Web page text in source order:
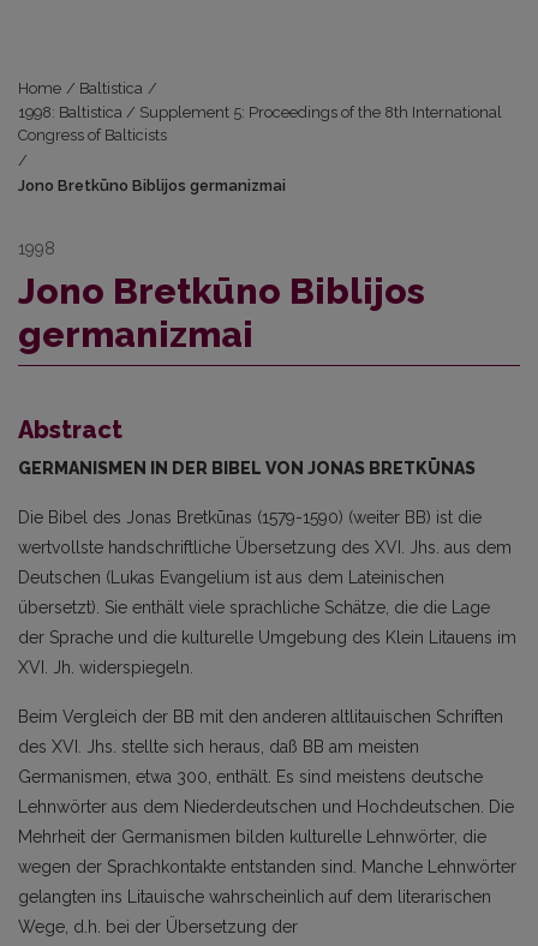
Home / Baltistica /
1998: Baltistica / Supplement 5: Proceedings of the 8th International
Congress of Balticists
/
Jono Bretkūno Biblijos germanizmai
1998
Jono Bretkūno Biblijos
germanizmai
Abstract
GERMANISMEN IN DER BIBEL VON JONAS BRETKŪNAS
Die Bibel des Jonas Bretkūnas (1579-1590) (weiter BB) ist die
wertvollste handschriftliche Über­setzung des XVI. Jhs. aus dem
Deutschen (Lukas Evangelium ist aus dem Lateinischen
übersetzt). Sie enthält viele sprachliche Schätze, die die Lage
der Sprache und die kulturelle Umgebung des Klein Litauens im
XVI. Jh. widerspiegeln.
Beim Vergleich der BB mit den anderen altlitauischen Schriften
des XVI. Jhs. stellte sich heraus, daß BB am meisten
Germanismen, etwa 300, enthält. Es sind meistens deutsche
Lehnwörter aus dem Niederdeutschen und Hochdeutschen. Die
Mehrheit der Germanismen bilden kulturelle Lehnwörter, die
wegen der Sprachkontakte entstanden sind. Manche Lehnwörter
gelangten ins Litauische wahr­scheinlich auf dem literarischen
Wege, d.h. bei der Übersetzung der